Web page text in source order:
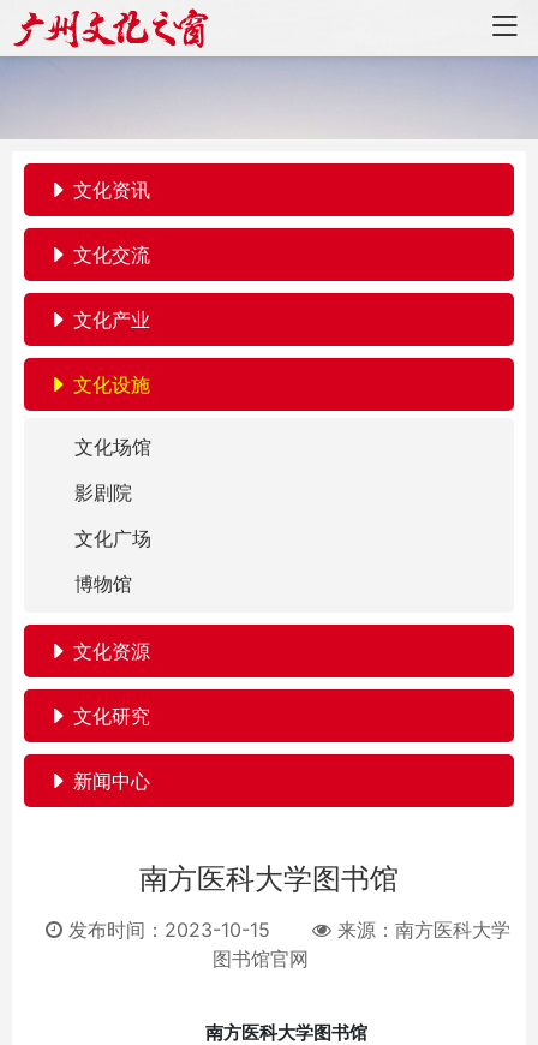
文化资讯
文化交流
文化产业
文化设施
文化场馆
影剧院
文化广场
博物馆
文化资源
文化研究
新闻中心
南方医科大学图书馆
发布时间：2023-10-15 来源： 南方医科大学
图书馆官网
南方医科大学图书馆